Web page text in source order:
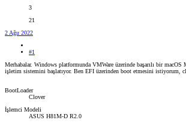
3
21
2 Ağu 2022
#1
Merhabalar. Windows platformunda VMWare üzerinde başarılı bir
işletim sistemini başlatıyor. Ben EFI üzerinden boot etmesini istiyorum,
BootLoader
Clover
İşlemci Modeli
ASUS H81M-D R2.0